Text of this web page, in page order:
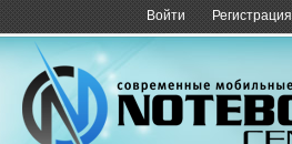
Войти Регистрация